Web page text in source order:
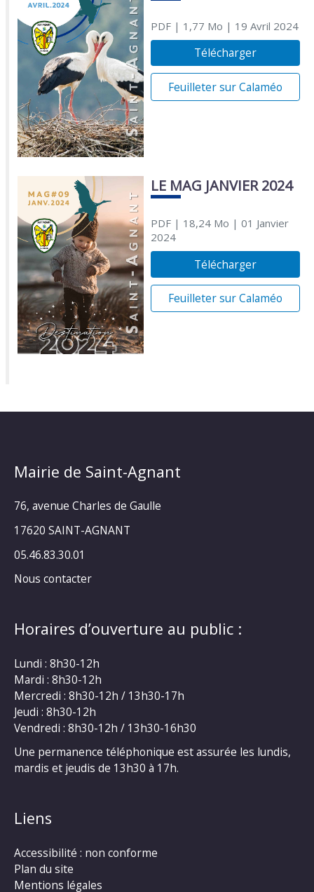
PDF| 1,77 Mo | 19 Avril 2024
Télécharger
Feuilleter sur Calaméo
LE MAG JANVIER 2024
PDF| 18,24 Mo | 01 Janvier
2024
Télécharger
Feuilleter sur Calaméo
Mairie de Saint-Agnant
76, avenue Charles de Gaulle
17620 SAINT-AGNANT
05.46.83.30.01
Nous contacter
Horaires d’ouverture au public :
Lundi : 8h30-12h
Mardi : 8h30-12h
Mercredi : 8h30-12h / 13h30-17h
Jeudi : 8h30-12h
Vendredi : 8h30-12h / 13h30-16h30
Une permanence téléphonique est assurée les lundis,
mardis et jeudis de 13h30 à 17h.
Liens
Accessibilité : non conforme
Plan du site
Mentions légales